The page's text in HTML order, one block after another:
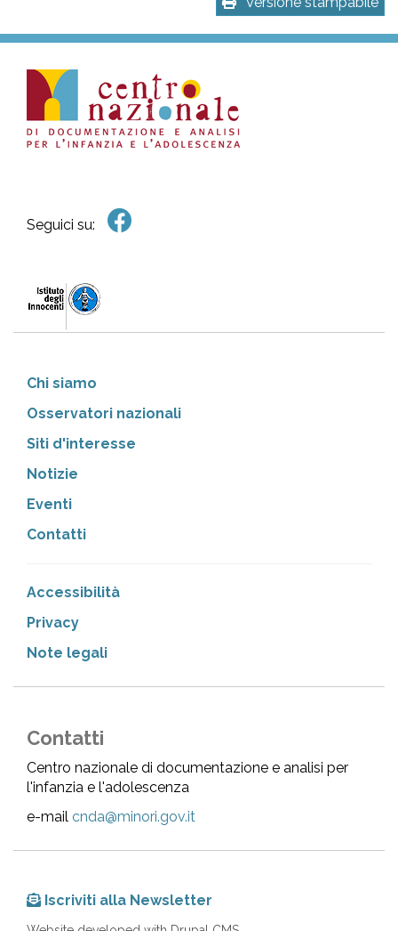
Seguici su:
Chi siamo
Osservatori nazionali
Siti d'interesse
Notizie
Eventi
Contatti
Accessibilità
Privacy
Note legali
Contatti
Centro nazionale di documentazione e analisi per
l'infanzia e l'adolescenza
e-mail cnda@minori.gov.it
Iscriviti alla Newsletter